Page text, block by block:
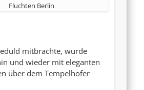
Fluchten Berlin
mitbrachte, wurde
und wieder mit eleganten
über dem Tempelhofer